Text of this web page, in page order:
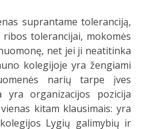
suprantame toleranciją,
tolerancijai, mokomės
net jei ji neatitinka
kolegijoje yra žengiami
narių tarpe įves
yra organizacijos pozicija
kitam klausimais: yra
Lygių galimybių ir